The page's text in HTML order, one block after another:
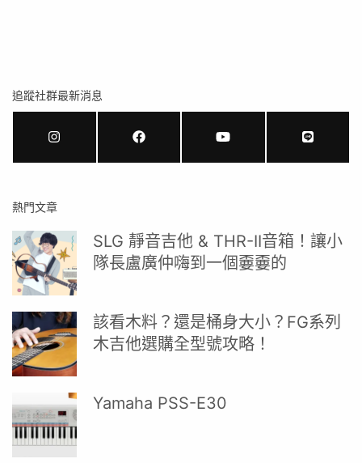
追蹤社群最新消息
熱門文章
SLG 靜音吉他 & THR-II音箱！讓小
隊長盧廣仲嗨到一個嫑嫑的
該看木料？還是桶身大小？FG系列
木吉他選購全型號攻略！
Yamaha PSS-E30